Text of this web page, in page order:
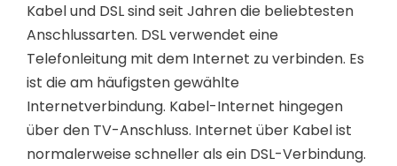
Kabel und DSL sind seit Jahren die beliebtesten
Anschlussarten. DSL verwendet eine
Telefonleitung mit dem Internet zu verbinden. Es
ist die am häufigsten gewählte
Internetverbindung. Kabel-Internet hingegen
über den TV-Anschluss. Internet über Kabel ist
normalerweise schneller als ein DSL-Verbindung.